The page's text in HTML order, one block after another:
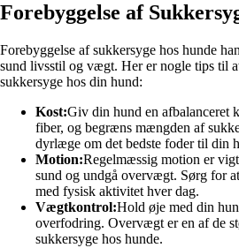
Forebyggelse af
Forebyggelse af sukkersyge hos hunde
sund livsstil og vægt. Her er nogle tips til
sukkersyge hos din hund:
Kost:Giv din hund en afbalanceret
fiber, og begræns mængden af
dyrlæge om det bedste foder til din
Motion:Regelmæssig motion er
sund og undgå overvægt. Sørg for
med fysisk aktivitet hver dag.
Vægtkontrol:Hold øje med din
overfodring. Overvægt er en af de
sukkersyge hos hunde.